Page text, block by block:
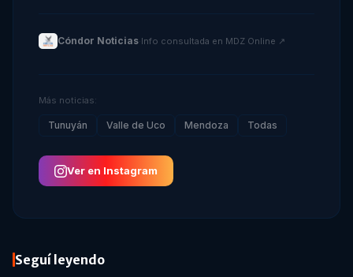
Cóndor Noticias· Info consultada en MDZ Online ↗
Más noticias:
Tunuyán Valle de Uco Mendoza Todas
Ver en Instagram
Seguí leyendo